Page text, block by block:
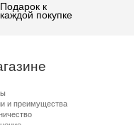
Подарок к
каждой покупке
и преимущества